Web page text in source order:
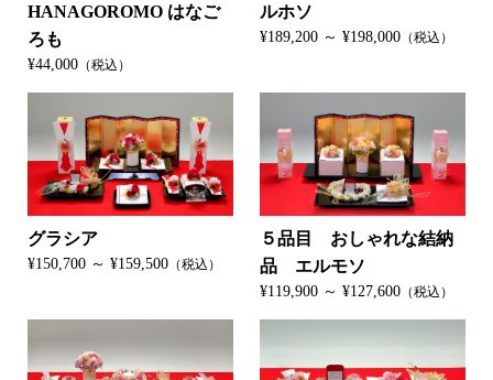
HANAGOROMO はなご
ろも
¥44,000（税込）
ルホソ
¥189,200 ～ ¥198,000 （税込）
グラシア
¥150,700 ～ ¥159,500（税込）
５品目 おしゃれな結納
品 エルモソ
¥119,900 ～ ¥127,600 （税込）